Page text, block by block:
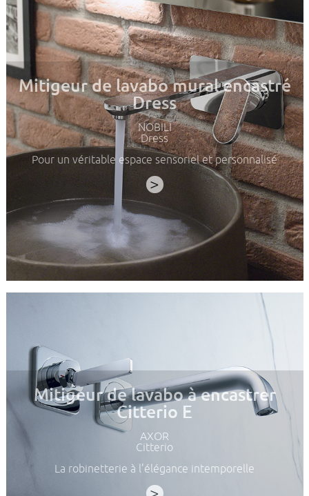
Mitigeur de lavabo mural encastré
Dress
NOBILI
Dress
Pour un véritable espace sensoriel et personnalisé
>
Mitigeur de lavabo à encastrer
Citterio E
AXOR
Citterio
La robinetterie à l’élégance intemporelle